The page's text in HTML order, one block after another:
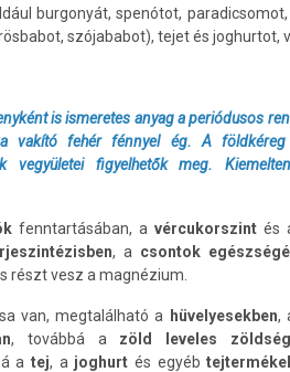
burgonyát, spenótot,
szójababot), tejet és joghurtot,
is ismeretes anyag a periódusos
vakító fehér fénnyel ég. A
vegyületei figyelhetők meg.
fenntartásában, a vércukorszint és
, a csontok
részt vesz a magnézium.
van, megtalálható a hüvelyesekben,
, továbbá a zöld leveles
a tej, a joghurtés egyéb